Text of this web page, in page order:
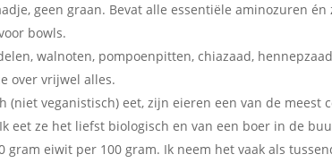
geen graan. Bevat alle essentiële aminozuren én
bowls.
walnoten, pompoenpitten, chiazaad,
over vrijwel alles.
(niet veganistisch) eet, zijn eieren een van de meest
eet ze het liefst biologisch en van een boer in de
gram eiwit per 100 gram. Ik neem het vaak als